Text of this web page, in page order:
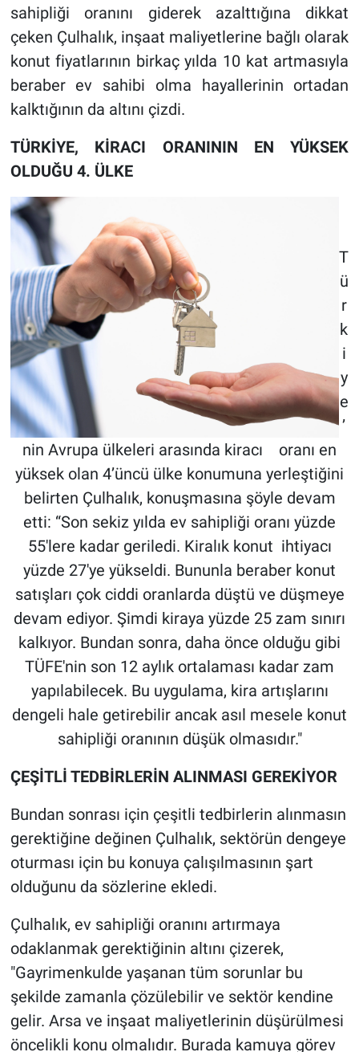
sahipliği oranını giderek azalttığına dikkat
çeken Çulhalık, inşaat maliyetlerine bağlı olarak
konut fiyatlarının birkaç yılda 10 kat artmasıyla
beraber ev sahibi olma hayallerinin ortadan
kalktığının da altını çizdi.
TÜRKİYE, KİRACI ORANININ EN YÜKSEK
OLDUĞU 4. ÜLKE
T
ü
r
k
i
y
e
’
nin Avrupa ülkeleri arasında kiracı oranı en
yüksek olan 4’üncü ülke konumuna yerleştiğini
belirten Çulhalık, konuşmasına şöyle devam
etti: “Son sekiz yılda ev sahipliği oranı yüzde
55'lere kadar geriledi. Kiralık konut ihtiyacı
yüzde 27'ye yükseldi. Bununla beraber konut
satışları çok ciddi oranlarda düştü ve düşmeye
devam ediyor. Şimdi kiraya yüzde 25 zam sınırı
kalkıyor. Bundan sonra, daha önce olduğu gibi
TÜFE'nin son 12 aylık ortalaması kadar zam
yapılabilecek. Bu uygulama, kira artışlarını
dengeli hale getirebilir ancak asıl mesele konut
sahipliği oranının düşük olmasıdır."
ÇEŞİTLİ TEDBİRLERİN ALINMASI GEREKİYOR
Bundan sonrası için çeşitli tedbirlerin alınmasın
gerektiğine değinen Çulhalık, sektörün dengeye
oturması için bu konuya çalışılmasının şart
olduğunu da sözlerine ekledi.
Çulhalık, ev sahipliği oranını artırmaya
odaklanmak gerektiğinin altını çizerek,
"Gayrimenkulde yaşanan tüm sorunlar bu
şekilde zamanla çözülebilir ve sektör kendine
gelir. Arsa ve inşaat maliyetlerinin düşürülmesi
öncelikli konu olmalıdır. Burada kamuya görev